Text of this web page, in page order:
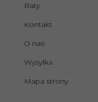
Raty
Kontakt
O nas
Wysyłka
Mapa strony